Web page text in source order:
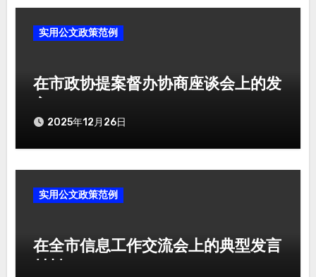
实用公文政策范例
在市政协提案督办协商座谈会上的发
2025年12月26日
实用公文政策范例
在全市信息工作交流会上的典型发言